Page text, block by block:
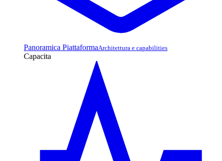
Panoramica PiattaformaArchitettura e capabilities
Capacita